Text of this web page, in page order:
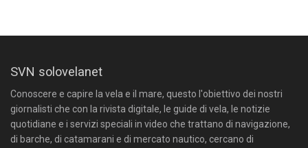
SVN solovelanet
Conoscere e capire la vela e il mare, questo l'obiettivo dei nostri
giornalisti che con la rivista digitale, le guide di vela, le notizie
quotidiane e i servizi speciali in video che trattano di navigazione,
di barche, di catamarani e di mercato nautico, cercano di